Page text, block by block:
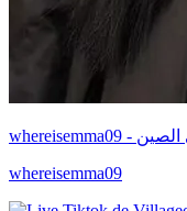
whereisemma09